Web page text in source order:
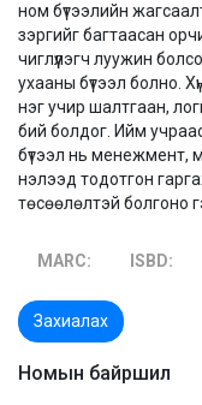
ном бүтээлийн
зэргийг багтаасан
чиглүүлэгч луужин
ухааны бүтээл болно.
нэг учир шалтгаан,
бий болдог. Ийм учраас
бүтээл нь
нэлээд тодотгон гаргаж
төсөөлөлтэй болгоно
MARC: ISBD:
Захиалах
Номын байршил